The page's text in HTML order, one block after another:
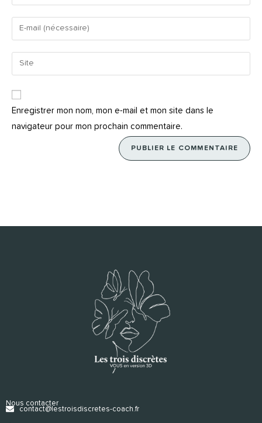
Enregistrer mon nom, mon e-mail et mon site dans le
navigateur pour mon prochain commentaire.
Nous contacter
contact@lestroisdiscretes-coach.fr